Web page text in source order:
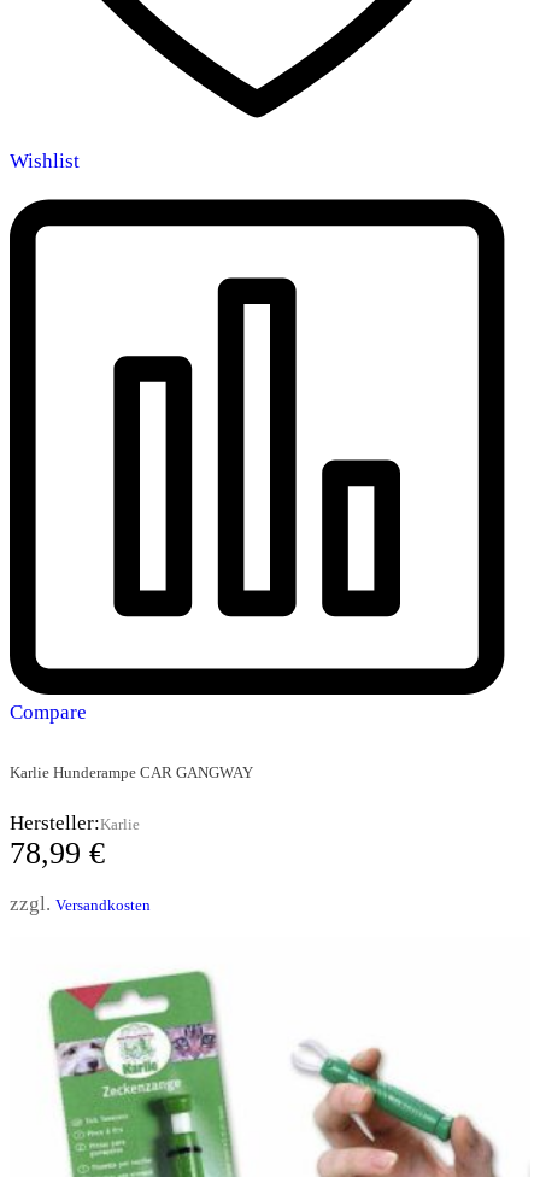
Wishlist
Compare
Karlie Hunderampe CAR GANGWAY
Hersteller:Karlie
78,99 €
zzgl. Versandkosten